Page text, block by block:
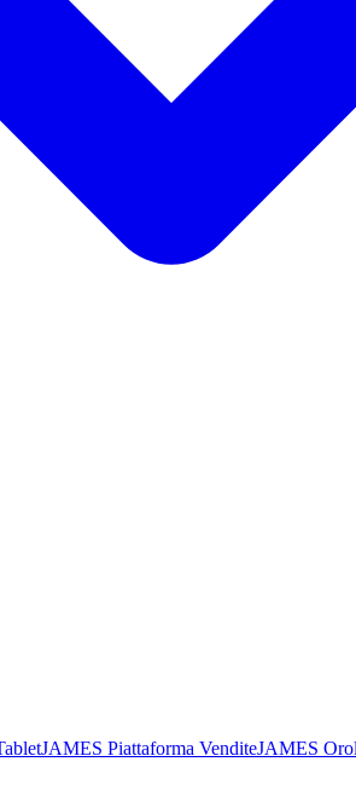
JAMES Piattaforma VenditeJAMES